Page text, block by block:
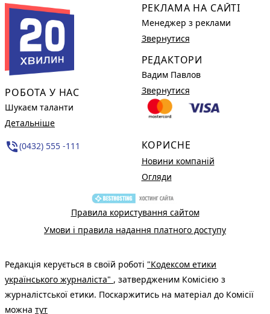
РОБОТА У НАС
Шукаєм таланти
Детальніше
phone_in_talk(0432) 555 -111
РЕКЛАМА НА САЙТІ
Менеджер з реклами
Звернутися
РЕДАКТОРИ
Вадим Павлов
Звернутися
КОРИСНЕ
Новини компаній
Огляди
Правила користування сайтом
Умови і правила надання платного доступу
Редакція керується в своїй роботі "Кодексом етики
українського журналіста" , затвердженим Комісією з
журналістської етики. Поскаржитись на матеріал до Комісії
можна тут